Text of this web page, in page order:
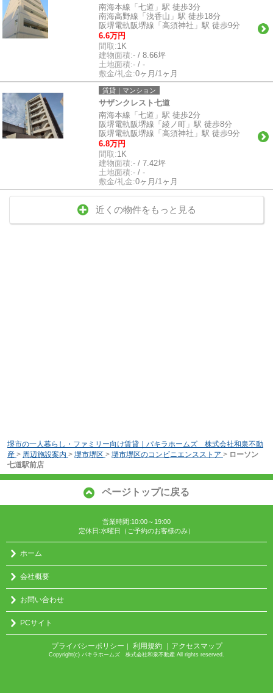
南海本線「七道」駅 徒歩3分
南海高野線「浅香山」駅 徒歩18分
阪堺電軌阪堺線「高須神社」駅 徒歩9分
6.6万円
間取:1K
建物面積:- / 8.66坪
土地面積:- / -
敷金/礼金:0ヶ月/1ヶ月
賃貸｜マンション
サザンクレスト七道
南海本線「七道」駅 徒歩2分
阪堺電軌阪堺線「綾ノ町」駅 徒歩8分
阪堺電軌阪堺線「高須神社」駅 徒歩9分
6.8万円
間取:1K
建物面積:- / 7.42坪
土地面積:- / -
敷金/礼金:0ヶ月/1ヶ月
近くの物件をもっと見る
堺市の一人暮らし・ファミリー向け賃貸｜パキラホームズ 株式会社和泉不動
産 > 周辺施設案内 > 堺市堺区 > 堺市堺区のコンビニエンスストア > ローソン
七道駅前店
ページトップに戻る
営業時間:10:00～19:00
定休日:水曜日（ご予約のお客様のみ）
ホーム
会社概要
お問い合わせ
PCサイト
プライバシーポリシー ｜ 利用規約 ｜アクセスマップ
Copyright(c) パキラホームズ 株式会社和泉不動産 All rights reserved.